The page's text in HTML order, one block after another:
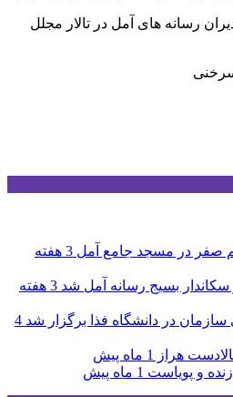
رسانه های آمل در تالار مجلل
سرخنی
صفر در مسجد جامع آمل
3 هفته
سکاندار بسیج رسانه آمل شد
3 هفته
در دانشگاه فذا برگزار شد 4
هراز
1 ماه پیش
و پویاست 1 ماه پیش